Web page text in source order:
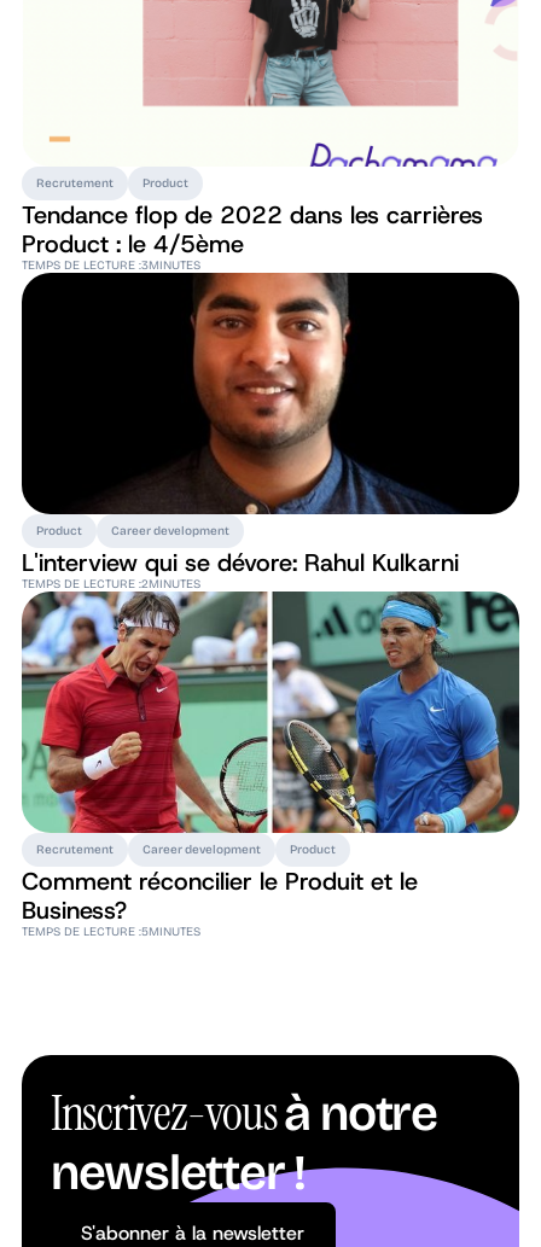
Recrutement Product
Tendance flop de 2022 dans les carrières
Product : le 4/5ème
TEMPS DE LECTURE :3MINUTES
Product Career development
L'interview qui se dévore: Rahul Kulkarni
TEMPS DE LECTURE :2MINUTES
Recrutement Career development Product
Comment réconcilier le Produit et le
Business?
TEMPS DE LECTURE :5MINUTES
Inscrivez-vousà notre
newsletter !
S'abonner à la newsletter
S'abonner à la newsletter